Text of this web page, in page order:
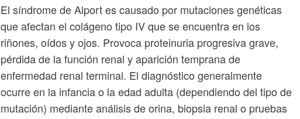
El síndrome de Alport es causado por mutaciones genéticas
que afectan el colágeno tipo IV que se encuentra en los
riñones, oídos y ojos. Provoca proteinuria progresiva grave,
pérdida de la función renal y aparición temprana de
enfermedad renal terminal. El diagnóstico generalmente
ocurre en la infancia o la edad adulta (dependiendo del tipo de
mutación) mediante análisis de orina, biopsia renal o pruebas